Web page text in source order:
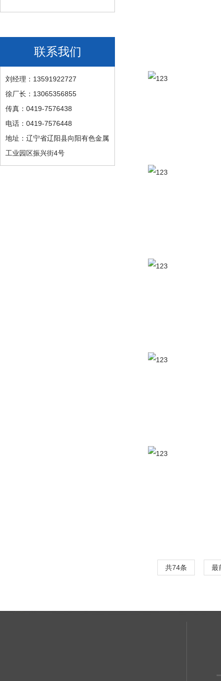
联系我们
刘经理：13591922727
徐厂长：13065356855
传真：0419-7576438
电话：0419-7576448
地址：辽宁省辽阳县向阳有色金属
工业园区振兴街4号
共74条 最